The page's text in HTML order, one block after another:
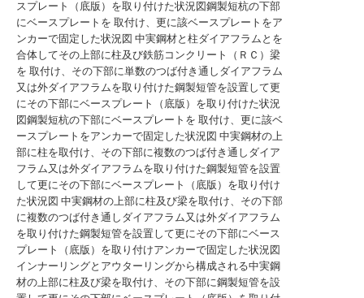
スプレート（底版）を取り付けた状況図鋼製短杭の下部
にベースプレートを 取付け、更に該ベースプレートをア
ンカーで固定した状況図 中実鋼材と柱ダイアフラムとを
合体してその上部に柱及び鉄筋コンクリート（ＲＣ）梁
を 取付け、その下部に単数のつば付き通しダイアフラム
又は外ダイアフラムを取り付けた鋼製短管を設置して更
にその下部にベースプレート（底版）を取り付けた状況
図鋼製短杭の下部にベースプレートを 取付け、更に該ベ
ースプレートをアンカーで固定した状況図 中実鋼材の上
部に柱を取付け、その下部に複数のつば付き通しダイア
フラム又は外ダイアフラムを取り付けた鋼製短管を設置
して更にその下部にベースプレート（底版）を取り付け
た状況図 中実鋼材の上部に柱及び梁を取付け、その下部
に複数のつば付き通しダイアフラム又は外ダイアフラム
を取り付けた鋼製短管を設置して更にその下部にベース
プレート（底版）を取り付けアンカーで固定した状況図
インナーリングとアウターリングから構成される中実鋼
材の上部に柱及び梁を取付け、その下部に鋼製短管を設